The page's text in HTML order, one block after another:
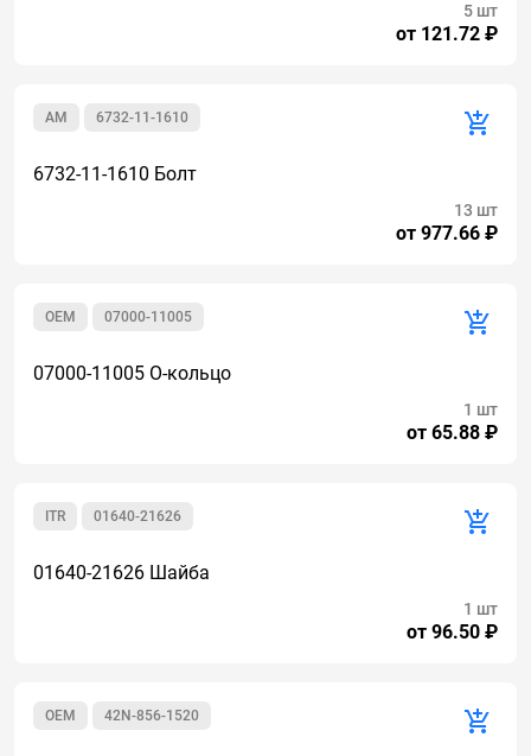
от 121.72 ₽
5 шт
6732-11-1610
AM
6732-11-1610 Болт
от 977.66 ₽
13 шт
07000-11005
OEM
07000-11005 О-кольцо
от 65.88 ₽
1 шт
01640-21626
ITR
01640-21626 Шайба
от 96.50 ₽
1 шт
42N-856-1520
OEM